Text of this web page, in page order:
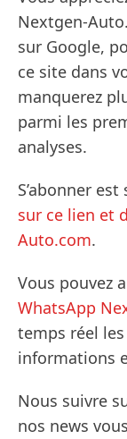
Nextgen-
sur Google,
ce site dans
manquerez
parmi les
analyses.
S’abonner
sur ce lien et
Auto.com.
Vous pouvez
WhatsApp
temps réel
informations
Nous suivre
nos news